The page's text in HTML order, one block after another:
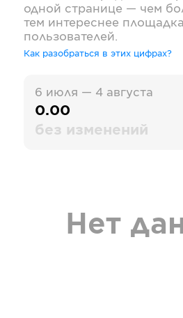
одной странице — чем
тем интереснее
пользователей.
Как разобраться в этих цифрах?
6 июля — 4 августа
0.00
без изменений
Нет